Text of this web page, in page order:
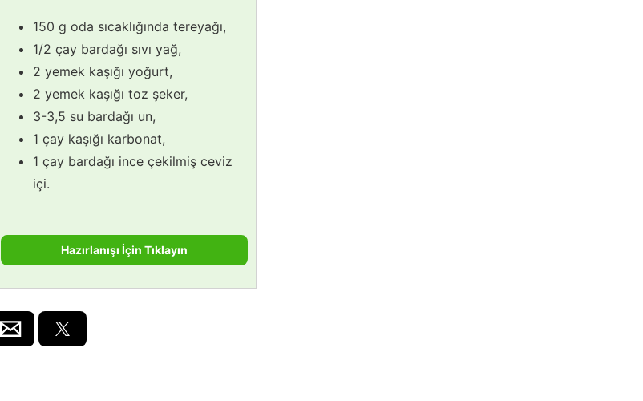
150 g oda sıcaklığında tereyağı,
1/2 çay bardağı sıvı yağ,
2 yemek kaşığı yoğurt,
2 yemek kaşığı toz şeker,
3-3,5 su bardağı un,
1 çay kaşığı karbonat,
1 çay bardağı ince çekilmiş ceviz
içi.
Hazırlanışı İçin Tıklayın